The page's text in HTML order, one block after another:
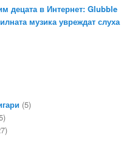
децата в Интернет: Glubble
музика увреждат слуха
(5)